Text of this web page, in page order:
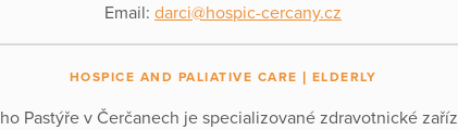
Email: darci@hospic-cercany.cz
HOSPICE AND PALIATIVE CARE ELDERLY
Pastýře v Čerčanech je specializované zdravotnické